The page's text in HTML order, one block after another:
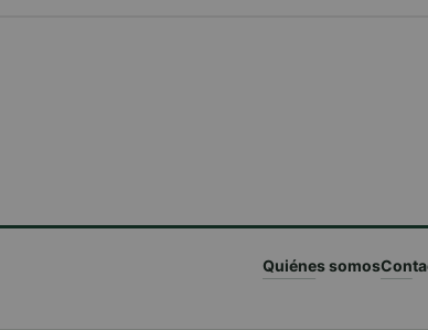
Quiénes somos